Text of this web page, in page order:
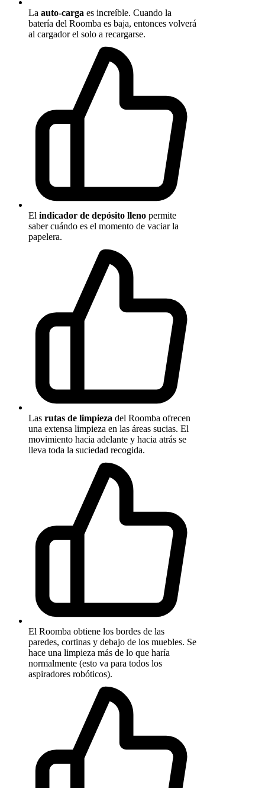
La auto-carga es increíble. Cuando la
batería del Roomba es baja, entonces volverá
al cargador el solo a recargarse.
El indicador de depósito lleno permite
saber cuándo es el momento de vaciar la
papelera.
Las rutas de limpieza del Roomba ofrecen
una extensa limpieza en las áreas sucias. El
movimiento hacia adelante y hacia atrás se
lleva toda la suciedad recogida.
El Roomba obtiene los bordes de las
paredes, cortinas y debajo de los muebles. Se
hace una limpieza más de lo que haría
normalmente (esto va para todos los
aspiradores robóticos).